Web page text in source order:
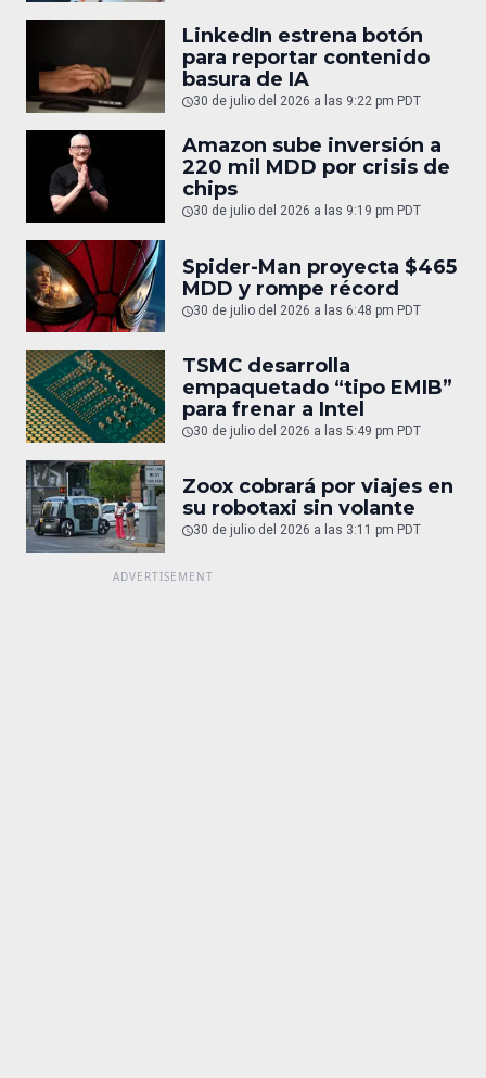
LinkedIn estrena botón
para reportar contenido
basura de IA
30 de julio del 2026 a las 9:22 pm PDT
Amazon sube inversión a
220 mil MDD por crisis de
chips
30 de julio del 2026 a las 9:19 pm PDT
Spider-Man proyecta $465
MDD y rompe récord
30 de julio del 2026 a las 6:48 pm PDT
TSMC desarrolla
empaquetado “tipo EMIB”
para frenar a Intel
30 de julio del 2026 a las 5:49 pm PDT
Zoox cobrará por viajes en
su robotaxi sin volante
30 de julio del 2026 a las 3:11 pm PDT